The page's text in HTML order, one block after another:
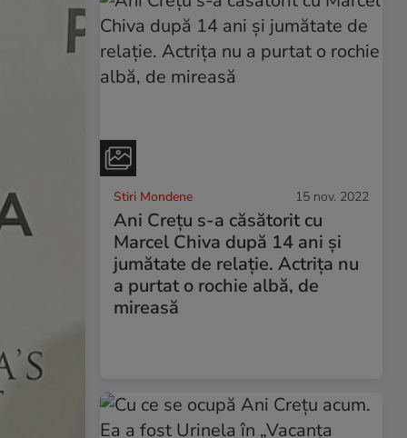
Stiri Mondene 15 nov. 2022
Ani Crețu s-a căsătorit cu
Marcel Chiva după 14 ani și
jumătate de relație. Actrița nu
a purtat o rochie albă, de
mireasă